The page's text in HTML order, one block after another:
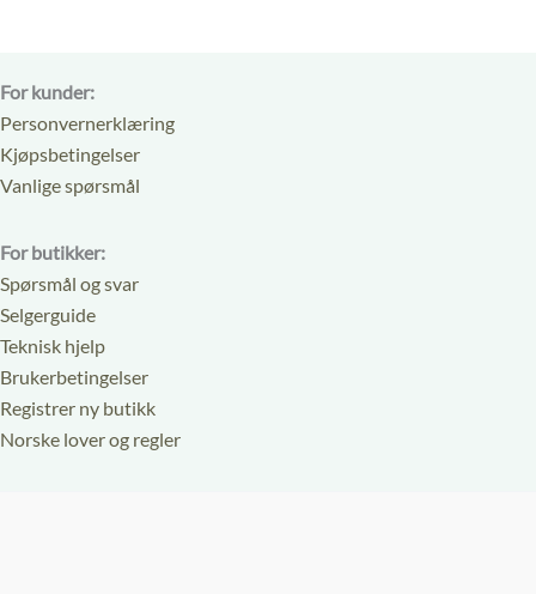
For kunder:
Personvernerklæring
Kjøpsbetingelser
Vanlige spørsmål
For butikker:
Spørsmål og svar
Selgerguide
Teknisk hjelp
Brukerbetingelser
Registrer ny butikk
Norske lover og regler